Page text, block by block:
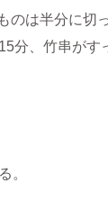
のは半分に切
分、竹串が
。